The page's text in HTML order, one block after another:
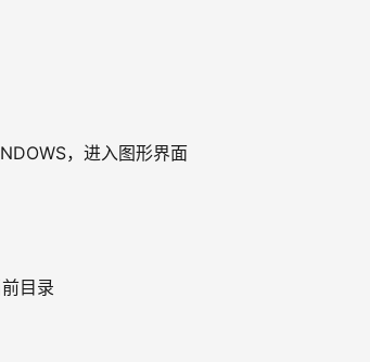
，进入图形界面
目录